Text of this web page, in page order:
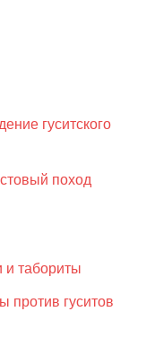
гуситского
поход
и табориты
против гуситов